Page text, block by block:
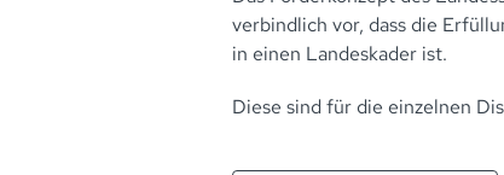
verbindlich vor, dass die
in einen Landeskader ist.
Diese sind für die einzelnen